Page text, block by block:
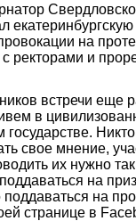
на
с ректорами и
встречи еще
в
государстве.
свое мнение,
их нужно
на
на
странице в